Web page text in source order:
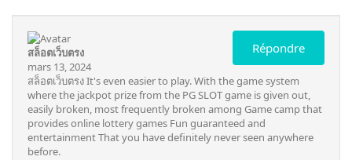
Répondre
สล็อตเว็บตรง
mars 13, 2024
สล็อตเว็บตรงIt's even easier to play. With the game system
where the jackpot prize from the PG SLOT game is given out,
easily broken, most frequently broken among Game camp that
provides online lottery games Fun guaranteed and
entertainment That you have definitely never seen anywhere
before.